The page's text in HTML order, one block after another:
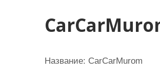
Название: CarCarMurom